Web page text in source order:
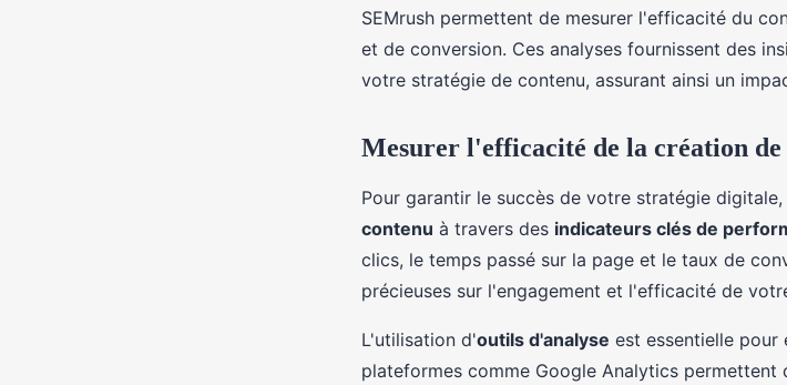
SEMrush permettent de mesurer l'efficacité du
et de conversion. Ces analyses fournissent des
votre stratégie de contenu, assurant ainsi un
Mesurer l'efficacité de la création de
Pour garantir le succès de votre stratégie
contenu à travers des indicateurs clés de
clics, le temps passé sur la page et le taux de
précieuses sur l'engagement et l'efficacité de
L'utilisation d'outils d'analyse est essentielle pour
plateformes comme Google Analytics permettent